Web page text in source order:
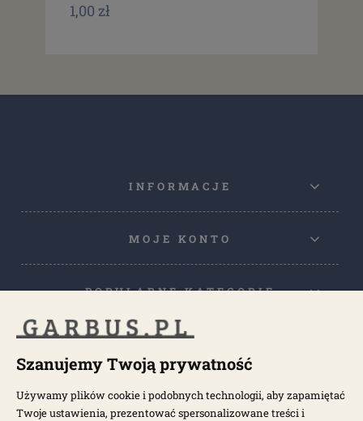
1,00 zł
INFORMACJE
MOJE KONTO
POPULARNE KATEGORIE
NEWSLETTER
Szanujemy Twoją prywatność
Używamy plików cookie i podobnych technologii, aby zapamiętać
Twoje ustawienia, prezentować spersonalizowane treści i